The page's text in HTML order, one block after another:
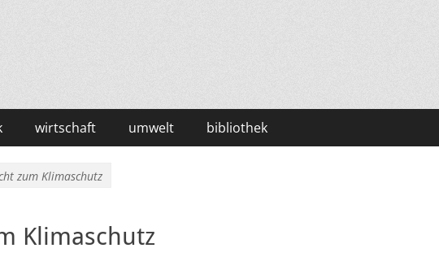
wirtschaft umwelt bibliothek
zum Klimaschutz
Klimaschutz